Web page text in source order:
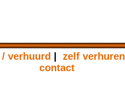
verhuurd zelf verhuren
contact